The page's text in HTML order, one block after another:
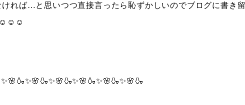
れば…と思いつつ直接言ったら恥ずかしいのでブログに書き留